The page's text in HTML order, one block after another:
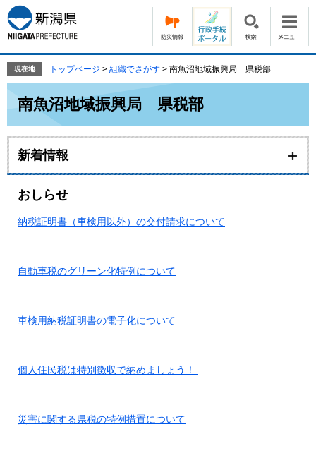
ー
ジ
の
頭
す。
ニ
ュ
ー
飛
て
本
現在地 トップページ > 組織でさがす > 南魚沼地域振興局 県税部
南魚沼地域振興局 県税部
新着情報
おしらせ
納税証明書（車検用以外）の交付請求について
自動車税のグリーン化特例について
車検用納税証明書の電子化について
個人住民税は特別徴収で納めましょう！
災害に関する県税の特例措置について